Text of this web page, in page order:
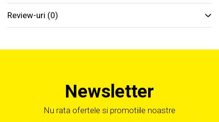
Review-uri (0)
Newsletter
Nu rata ofertele si promotiile noastre